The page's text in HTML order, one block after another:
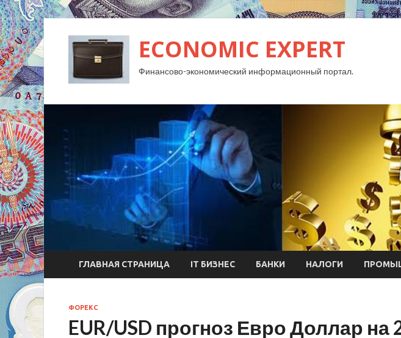
ECONOMIC EXPERT
Финансово-экономический информационный портал.
ГЛАВНАЯ СТРАНИЦА IT БИЗНЕС БАНКИ НАЛОГИ
ФОРЕКС
EUR/USD прогноз Евро Доллар на